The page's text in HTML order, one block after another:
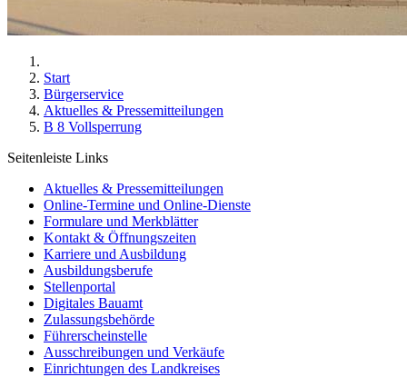
Start
Bürgerservice
Aktuelles & Pressemitteilungen
B 8 Vollsperrung
Seitenleiste Links
Aktuelles & Pressemitteilungen
Online-Termine und Online-Dienste
Formulare und Merkblätter
Kontakt & Öffnungszeiten
Karriere und Ausbildung
Ausbildungsberufe
Stellenportal
Digitales Bauamt
Zulassungsbehörde
Führerscheinstelle
Ausschreibungen und Verkäufe
Einrichtungen des Landkreises